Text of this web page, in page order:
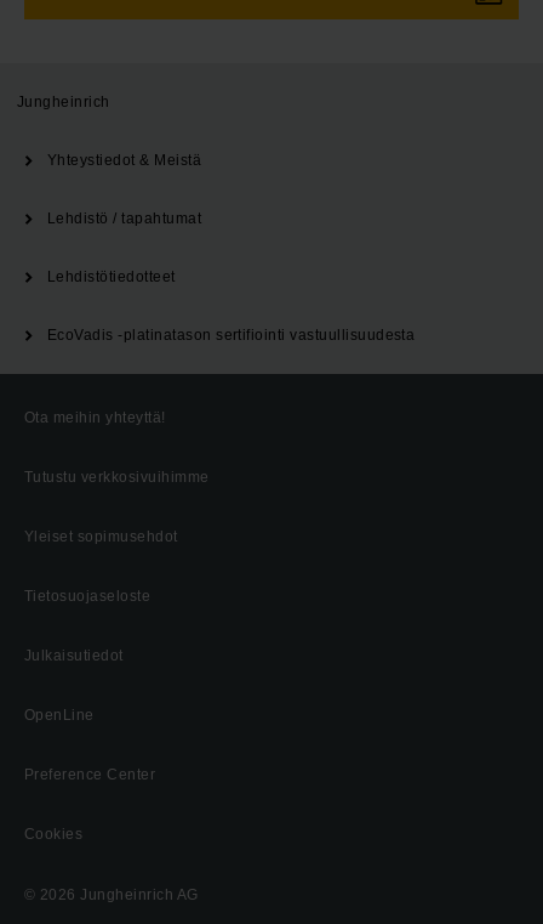
Jungheinrich
Yhteystiedot & Meistä
Lehdistö / tapahtumat
Lehdistötiedotteet
EcoVadis -platinatason sertifiointi vastuullisuudesta
Ota meihin yhteyttä!
Tutustu verkkosivuihimme
Yleiset sopimusehdot
Tietosuojaseloste
Julkaisutiedot
OpenLine
Preference Center
Cookies
© 2026 Jungheinrich AG